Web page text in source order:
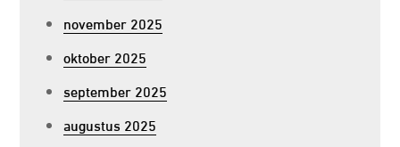
november 2025
oktober 2025
september 2025
augustus 2025